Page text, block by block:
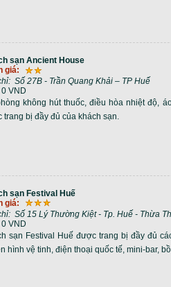
sạn Ancient House
giá:
Số 27B - Trần Quang Khải – TP Huế
0 VND
không hút thuốc, điều hòa nhiệt độ,
trang bị đầy đủ của khách sạn.
sạn Festival Huế
giá:
Số 15 Lý Thường Kiệt - Tp. Huế - Thừa
0 VND
sạn Festival Huế được trang bị đầy đủ
hình vệ tinh, điện thoại quốc tế, mini-bar,